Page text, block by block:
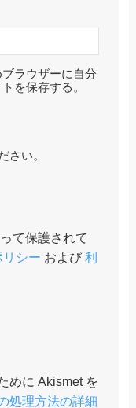
ラウザーに自分
を保存する。
さい。
て保護されて
シー および 利
めに Akismet を
処理方法の詳細